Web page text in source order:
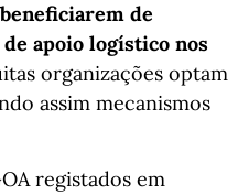
de
apoio logístico nos
organizações optam
assim mecanismos
registados em